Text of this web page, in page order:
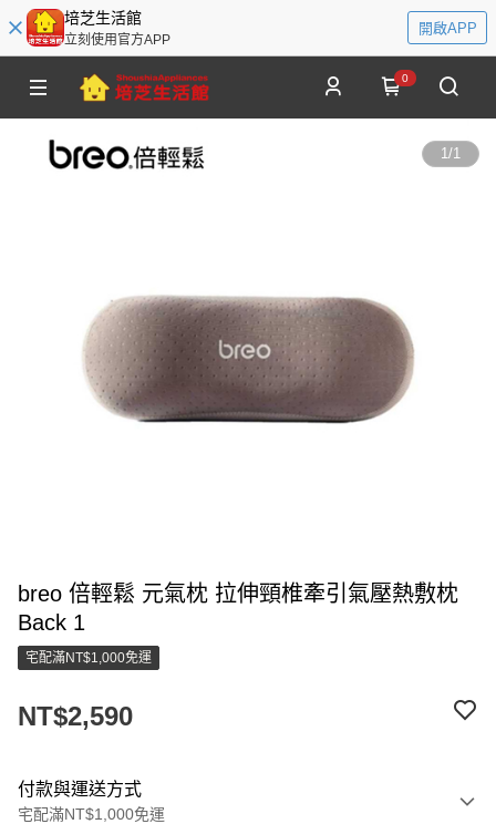
培芝生活館
立刻使用官方APP
開啟APP
0
1/1
breo 倍輕鬆 元氣枕 拉伸頸椎牽引氣壓熱敷枕
Back 1
宅配滿NT$1,000免運
NT$2,590
付款與運送方式
宅配滿NT$1,000免運